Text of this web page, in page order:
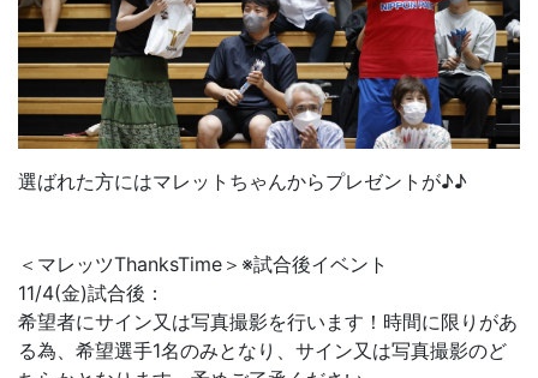
選ばれた方にはマレットちゃんからプレゼントが♪♪
＜マレッツThanksTime＞※試合後イベント
11/4(金)試合後：
希望者にサイン又は写真撮影を行います！時間に限りがあ
る為、希望選手1名のみとなり、サイン又は写真撮影のど